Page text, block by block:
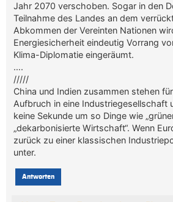
Jahr 2070 verschoben. Sogar in den
Teilnahme des Landes an dem
Abkommen der Vereinten Nationen
Energiesicherheit eindeutig Vorrang
Klima-Diplomatie eingeräumt.
….
/////
China und Indien zusammen stehen
Aufbruch in eine Industriegesellschaft
keine Sekunde um so Dinge wie
„dekarbonisierte Wirtschaft“. Wenn
zurück zu einer klassischen
unter.
Antworten